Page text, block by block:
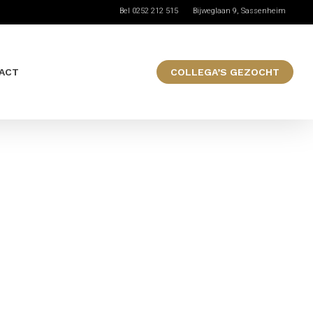
Bel 0252 212 515 Bijweglaan 9, Sassenheim
COLLEGA’S GEZOCHT